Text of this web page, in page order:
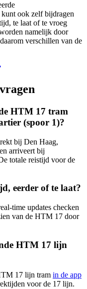
ook zelf bijdragen
te laat of te vroeg
namelijk door
verschillen van de
HTM 17 tram
(spoor 1)?
bij Den Haag,
arriveert bij
totale reistijd voor de
eerder of te laat?
time updates checken
van de HTM 17 door
HTM 17 lijn
17 lijn tram in de app
voor de 17 lijn.